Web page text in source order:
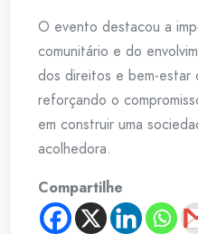
O evento destacou a
comunitário e do
dos direitos e bem-estar
reforçando o
em construir uma
acolhedora.
Compartilhe